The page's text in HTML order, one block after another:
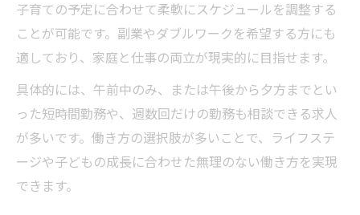
子育ての予定に合わせて柔軟にスケジュールを調整する
ことが可能です。副業やダブルワークを希望する方にも
適しており、家庭と仕事の両立が現実的に目指せます。
具体的には、午前中のみ、または午後から夕方までとい
った短時間勤務や、週数回だけの勤務も相談できる求人
が多いです。働き方の選択肢が多いことで、ライフステ
ージや子どもの成長に合わせた無理のない働き方を実現
できます。